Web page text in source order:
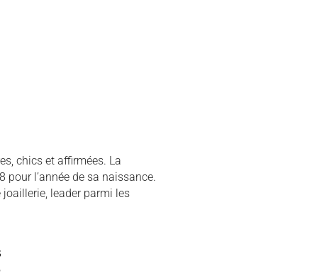
chics et affirmées. La
l’année de sa naissance.
joaillerie, leader parmi les